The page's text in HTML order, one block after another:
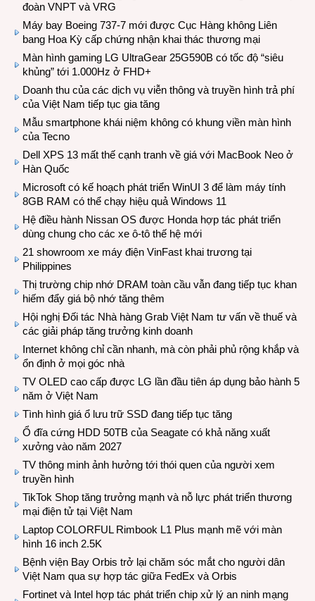
đoàn VNPT và VRG
Máy bay Boeing 737-7 mới được Cục Hàng không Liên
bang Hoa Kỳ cấp chứng nhận khai thác thương mại
Màn hình gaming LG UltraGear 25G590B có tốc độ “siêu
khủng” tới 1.000Hz ở FHD+
Doanh thu của các dịch vụ viễn thông và truyền hình trả phí
của Việt Nam tiếp tục gia tăng
Mẫu smartphone khái niệm không có khung viền màn hình
của Tecno
Dell XPS 13 mất thế cạnh tranh về giá với MacBook Neo ở
Hàn Quốc
Microsoft có kế hoạch phát triển WinUI 3 để làm máy tính
8GB RAM có thể chạy hiệu quả Windows 11
Hệ điều hành Nissan OS được Honda hợp tác phát triển
dùng chung cho các xe ô-tô thế hệ mới
21 showroom xe máy điện VinFast khai trương tại
Philippines
Thị trường chip nhớ DRAM toàn cầu vẫn đang tiếp tục khan
hiếm đẩy giá bộ nhớ tăng thêm
Hội nghị Đối tác Nhà hàng Grab Việt Nam tư vấn về thuế và
các giải pháp tăng trưởng kinh doanh
Internet không chỉ cần nhanh, mà còn phải phủ rộng khắp và
ổn định ở mọi góc nhà
TV OLED cao cấp được LG lần đầu tiên áp dụng bảo hành 5
năm ở Việt Nam
Tình hình giá ổ lưu trữ SSD đang tiếp tục tăng
Ổ đĩa cứng HDD 50TB của Seagate có khả năng xuất
xưởng vào năm 2027
TV thông minh ảnh hưởng tới thói quen của người xem
truyền hình
TikTok Shop tăng trưởng mạnh và nỗ lực phát triển thương
mại điện tử tại Việt Nam
Laptop COLORFUL Rimbook L1 Plus mạnh mẽ với màn
hình 16 inch 2.5K
Bệnh viện Bay Orbis trở lại chăm sóc mắt cho người dân
Việt Nam qua sự hợp tác giữa FedEx và Orbis
Fortinet và Intel hợp tác phát triển chip xử lý an ninh mạng